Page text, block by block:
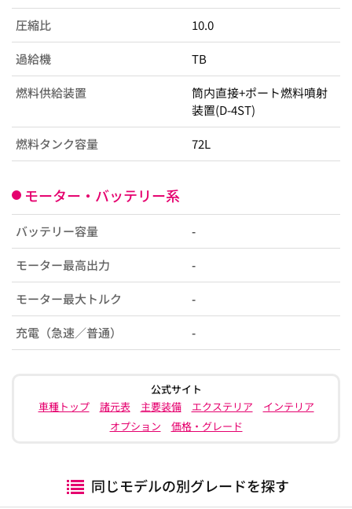
圧縮比 10.0
過給機 TB
燃料供給装置
筒内直接+ポート燃料噴射
装置(D-4ST)
燃料タンク容量 72L
モーター・バッテリー系
バッテリー容量 -
モーター最高出力 -
モーター最大トルク -
充電（急速／普通） -
公式サイト
車種トップ
諸元表 主要装備 エクステリア
インテリア
オプション
価格・グレード
同じモデルの別グレードを探す